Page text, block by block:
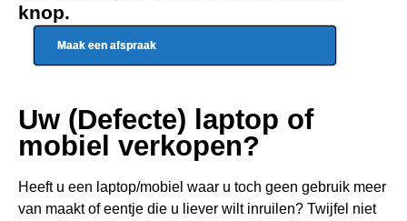
knop.
Maak een afspraak
Uw (Defecte) laptop of
mobiel verkopen?
Heeft u een laptop/mobiel waar u toch geen gebruik meer
van maakt of eentje die u liever wilt inruilen? Twijfel niet